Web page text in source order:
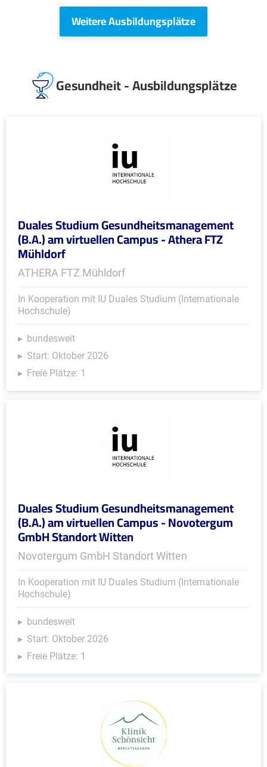
Weitere Ausbildungsplätze
Gesundheit - Ausbildungsplätze
Duales Studium Gesundheitsmanagement
(B.A.) am virtuellen Campus - Athera FTZ
Mühldorf
ATHERA FTZ Mühldorf
In Kooperation mit IU Duales Studium (Internationale
Hochschule)
bundesweit
Start: Oktober 2026
Freie Plätze: 1
Duales Studium Gesundheitsmanagement
(B.A.) am virtuellen Campus - Novotergum
GmbH Standort Witten
Novotergum GmbH Standort Witten
In Kooperation mit IU Duales Studium (Internationale
Hochschule)
bundesweit
Start: Oktober 2026
Freie Plätze: 1